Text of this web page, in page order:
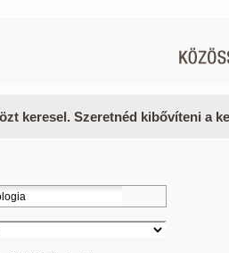
keresel. Szeretnéd kibővíteni a